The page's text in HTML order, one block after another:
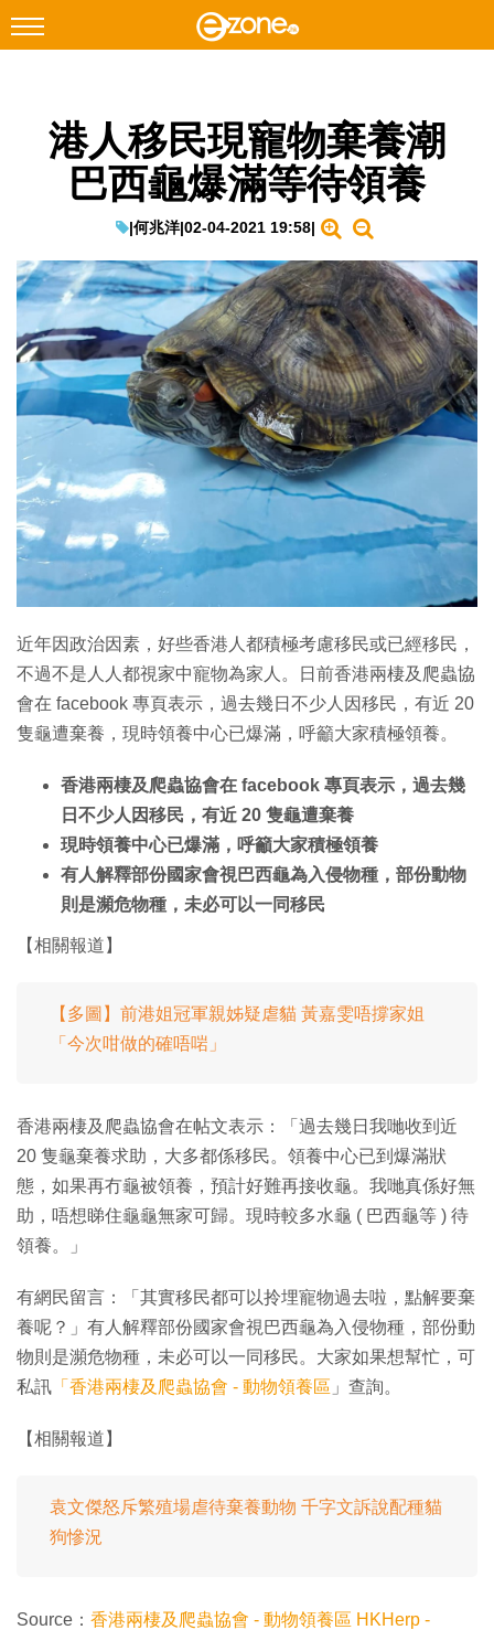
Facebook Instagram
科技焦點
遊戲動漫
教學評測
EduTech
IT Times
生成式AI與雲端應用
Enterprise Digital Transformation
特集
港人移民現寵物棄養潮
巴西龜爆滿等待領養
|何兆洋|02-04-2021 19:58|
近年因政治因素，好些香港人都積極考慮移民或已經移民，
不過不是人人都視家中寵物為家人。日前香港兩棲及爬蟲協
會在 facebook 專頁表示，過去幾日不少人因移民，有近 20
隻龜遭棄養，現時領養中心已爆滿，呼籲大家積極領養。
香港兩棲及爬蟲協會在 facebook 專頁表示，過去幾
日不少人因移民，有近 20 隻龜遭棄養
現時領養中心已爆滿，呼籲大家積極領養
有人解釋部份國家會視巴西龜為入侵物種，部份動物
則是瀕危物種，未必可以一同移民
【相關報道】
【多圖】前港姐冠軍親姊疑虐貓 黃嘉雯唔撐家姐
「今次咁做的確唔啱」
香港兩棲及爬蟲協會在帖文表示：「過去幾日我哋收到近
20 隻龜棄養求助，大多都係移民。領養中心已到爆滿狀
態，如果再冇龜被領養，預計好難再接收龜。我哋真係好無
助，唔想睇住龜龜無家可歸。現時較多水龜 ( 巴西龜等 ) 待
領養。」
有網民留言：「其實移民都可以拎埋寵物過去啦，點解要棄
養呢？」有人解釋部份國家會視巴西龜為入侵物種，部份動
物則是瀕危物種，未必可以一同移民。大家如果想幫忙，可
私訊 「香港兩棲及爬蟲協會 - 動物領養區 」查詢。
【相關報道】
袁文傑怒斥繁殖場虐待棄養動物 千字文訴說配種貓
狗慘況
Source： 香港兩棲及爬蟲協會 - 動物領養區 HKHerp -